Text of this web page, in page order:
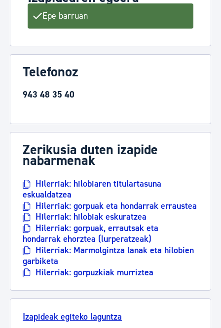
Epe barruan
Telefonoz
943 48 35 40
Zerikusia duten izapide
nabarmenak
Hilerriak: hilobiaren titulartasuna
eskualdatzea
Hilerriak: gorpuak eta hondarrak erraustea
Hilerriak: hilobiak eskuratzea
Hilerriak: gorpuak, errautsak eta
hondarrak ehorztea (lurperatzeak)
Hilerriak: Marmolgintza lanak eta hilobien
garbiketa
Hilerriak: gorpuzkiak murriztea
Izapideak egiteko laguntza